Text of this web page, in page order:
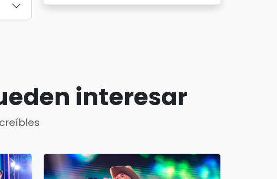
interesar